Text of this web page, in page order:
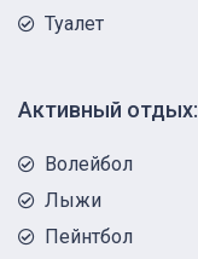
Туалет
Активный отдых:
Волейбол
Лыжи
Пейнтбол